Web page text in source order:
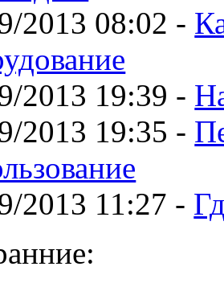
2013 08:02 -
2013 19:39 -
2013 19:35 -
2013 11:27 -